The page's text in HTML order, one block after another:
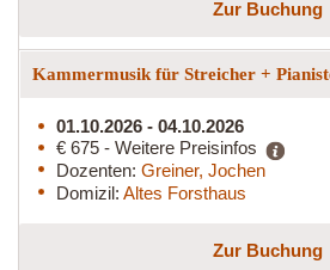
Zur Buchung
Kammermusik für Streicher +
01.10.2026 - 04.10.2026
€ 675 - Weitere Preisinfos
Dozenten: Greiner, Jochen
Domizil: Altes Forsthaus
Zur Buchung